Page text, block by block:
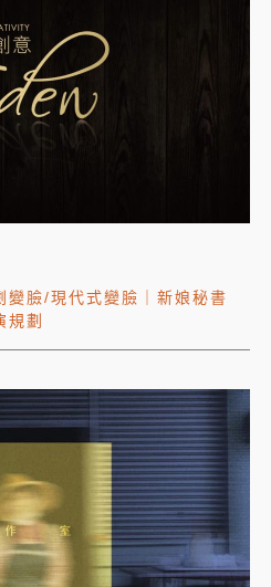
變臉/現代式變臉
新娘秘書
規劃